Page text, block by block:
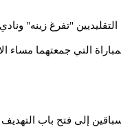
التي جمعتهما مساء
إلى فتح باب